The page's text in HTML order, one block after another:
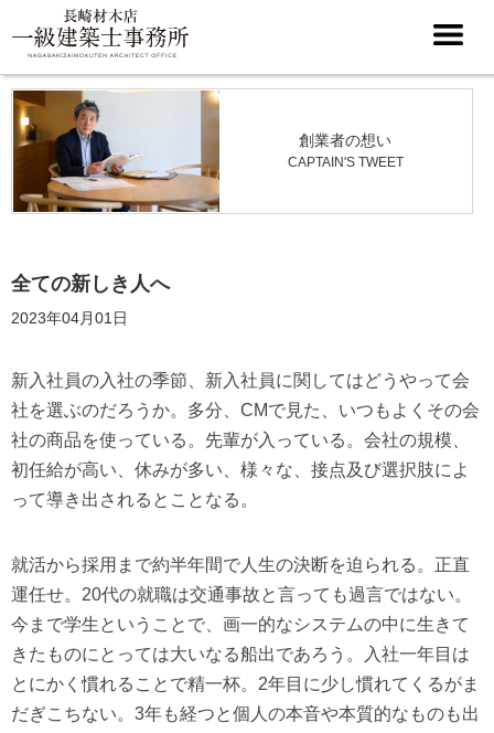
創業者の想い
CAPTAIN'S TWEET
全ての新しき人へ
2023年04月01日
新入社員の入社の季節、新入社員に関してはどうやって会
社を選ぶのだろうか。多分、CMで見た、いつもよくその会
社の商品を使っている。先輩が入っている。会社の規模、
初任給が高い、休みが多い、様々な、接点及び選択肢によ
って導き出されるとことなる。
就活から採用まで約半年間で人生の決断を迫られる。正直
運任せ。20代の就職は交通事故と言っても過言ではない。
今まで学生ということで、画一的なシステムの中に生きて
きたものにとっては大いなる船出であろう。入社一年目は
とにかく慣れることで精一杯。2年目に少し慣れてくるがま
だぎこちない。3年も経つと個人の本音や本質的なものも出